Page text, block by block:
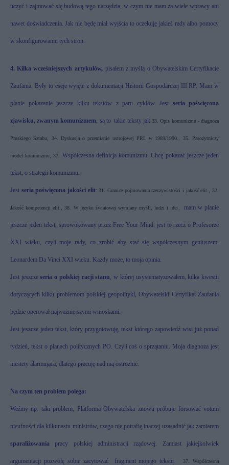
uczyć i zajmować się budową tego narzędzia, w czym nie mam za wiele wprawy ani
nawet doświadczenia. Jak nie będę miał wyjścia to oczekuję jakieś rady albo pomocy
w skonfigurowaniu tych stron.
4. Kilka wcześniejszych artykułów, pisałem z myślą o Obywatelskim Certyfikacie
Zaufania. Były to eseje wyjęte z dokumentacji Historii Gospodarczej III RP. Mam w
planie pokazanie jeszcze kilku tekstów z paru cyklów. Jest seria poświęcona
zjawisku, zwanym komunizmem , są to takie teksty jak33.Opis komunizmu - diagnoza
Pruskiego Sztabu 34. Dyskusja o przemianie ustrojowej PRL w 1989/1990. 35. Pasożytniczy
model komunizmu ,37. Współczesna definicja komunizmu. Chcę pokazać jeszcze jeden
tekst, o strategii komunizmu.
Jest seria poświęcona jakości elit:31.Granice pojmowania rzeczywistości i jakość elit. ,32.
Jakość kompetencji elit. ,38. W języku światowej wymiany myśli, ludzi i idei mam w planie
jeszcze jeden tekst, sprowokowany przez Free Your Mind, jest to rzecz o Profesorze
XXI wieku, czyli moje rady, co zrobić aby stać się współczesnym geniuszem,
Leonardem Da Vinci XXI wieku. Każdy może, to moja opinia.
Jest jeszczeseria o polskiej racji stanu , w której usystematyzowałem, kilka kwestii
dotyczących kilku problemom polskiej geopolityki, Obywatelski Certyfikat Zaufania
będzie operował najważniejszymi wnioskami.
Jest jeszcze jeden tekst, który przygotowuję, tekst którego zapowiedź wisi już ponad
tydzień, tekst o planach politycznych PO. Czyli coś o sprzątaniu. Moja diagnoza jest
niestety alarmująca, dlatego pracuję nad nią ostrożnie.
Na czym ten problem polega:
Weźmy np. taki problem, Platforma Obywatelska znowu próbuje forsować votum
nieufności dla kilkunastu ministrów, czego nie potrafię inaczej uzasadnić jak zamiarem
sparaliżowania pracy polskiej administracji rządowej. Zamiast jakiejkolwiek
argumentacji pozwolę sobie zacytować fragment mojego tekstu 37.Współczesna